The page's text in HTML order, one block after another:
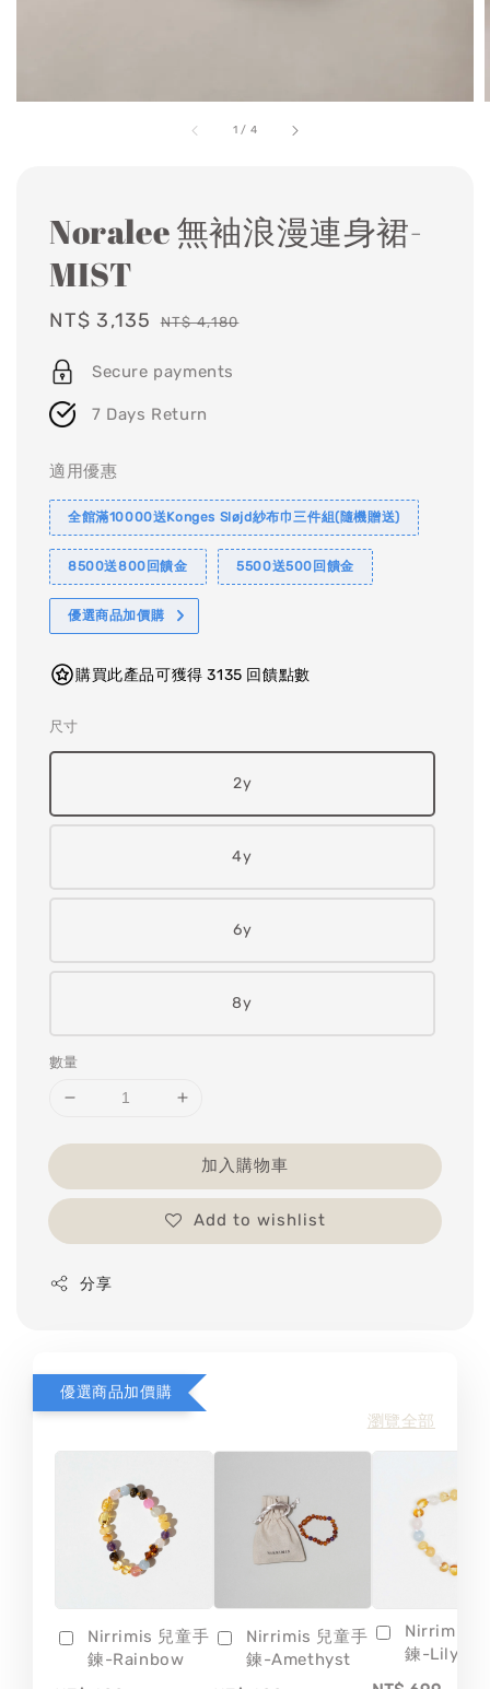
1 / 4
Noralee 無袖浪漫連身裙-
MIST
Sale
NT$ 3,135 Regular
NT$ 4,180
Secure payments
7 Days Return
適用優惠
全館滿10000送Konges Sløjd紗布巾三件組(隨機贈送)
8500送800回饋金 5500送500回饋金
優選商品加價購
購買此產品可獲得 3135 回饋點數
尺寸
2y
4y
6y
8y
數量
加入購物車
Add to wishlist
分享
優選商品加價購
瀏覽全部
Nirrimis 兒童手
鍊-Rainbow
Nirrimis 兒童手
鍊-Amethyst
Nirrimis
鍊-Lily